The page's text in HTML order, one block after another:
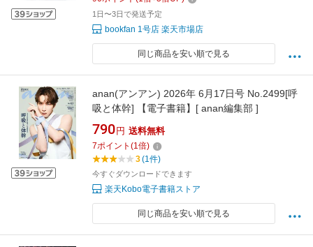
1日〜3日で発送予定
bookfan 1号店 楽天市場店
同じ商品を安い順で見る
anan(アンアン) 2026年 6月17日号 No.2499[呼
吸と体幹] 【電子書籍】[ anan編集部 ]
790 円 送料無料
7ポイント (1倍)
3(1件)
今すぐダウンロードできます
楽天Kobo電子書籍ストア
同じ商品を安い順で見る